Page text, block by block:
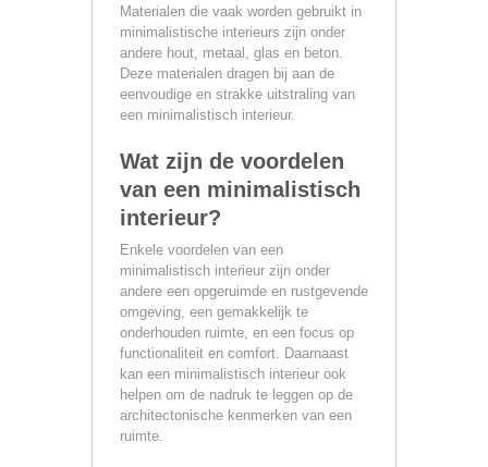
Materialen die vaak worden gebruikt in
minimalistische interieurs zijn onder
andere hout, metaal, glas en beton.
Deze materialen dragen bij aan de
eenvoudige en strakke uitstraling van
een minimalistisch interieur.
Wat zijn de voordelen
van een minimalistisch
interieur?
Enkele voordelen van een
minimalistisch interieur zijn onder
andere een opgeruimde en rustgevende
omgeving, een gemakkelijk te
onderhouden ruimte, en een focus op
functionaliteit en comfort. Daarnaast
kan een minimalistisch interieur ook
helpen om de nadruk te leggen op de
architectonische kenmerken van een
ruimte.